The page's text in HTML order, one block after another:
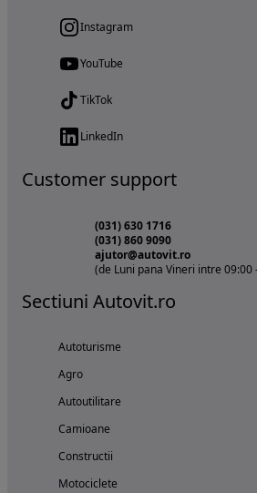
Instagram
YouTube
TikTok
LinkedIn
Customer support
(031) 630 1716
(031) 860 9090
ajutor@autovit.ro
(de Luni pana Vineri intre 09:00
Sectiuni Autovit.ro
Autoturisme
Agro
Autoutilitare
Camioane
Constructii
Motociclete